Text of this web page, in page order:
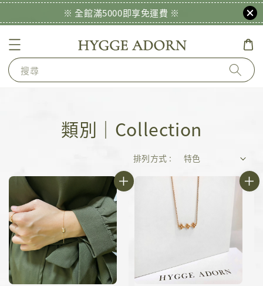
※ 全館滿5000即享免運費 ※
搜尋
類別｜Collection
排列方式 :